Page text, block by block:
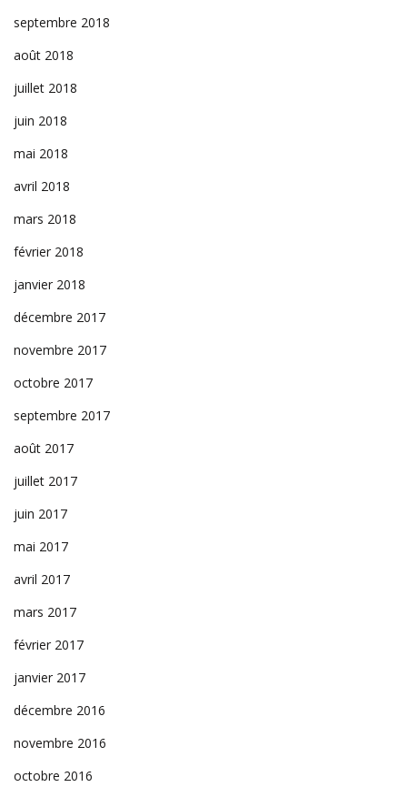
septembre 2018
août 2018
juillet 2018
juin 2018
mai 2018
avril 2018
mars 2018
février 2018
janvier 2018
décembre 2017
novembre 2017
octobre 2017
septembre 2017
août 2017
juillet 2017
juin 2017
mai 2017
avril 2017
mars 2017
février 2017
janvier 2017
décembre 2016
novembre 2016
octobre 2016